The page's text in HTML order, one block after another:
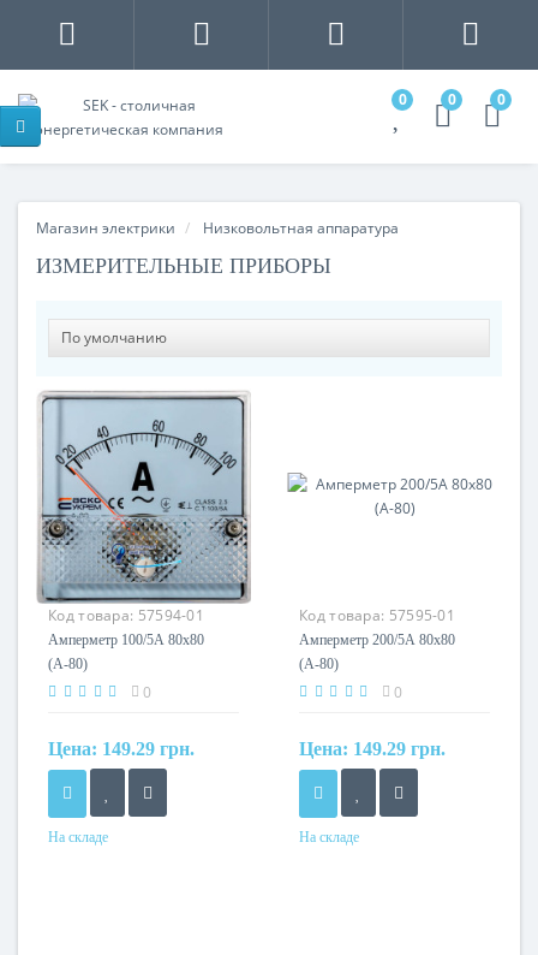
0 0 0
Магазин электрики Низковольтная аппаратура
ИЗМЕРИТЕЛЬНЫЕ ПРИБОРЫ
Код товара: 57594-01
Амперметр 100/5А 80х80
(А-80)
0
Цена: 149.29 грн.
На складе
Код товара: 57595-01
Амперметр 200/5А 80х80
(А-80)
0
Цена: 149.29 грн.
На складе